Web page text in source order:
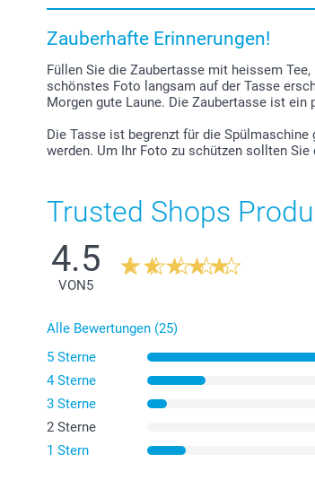
Zauberhafte Erinnerungen!
Füllen Sie die Zaubertasse mit heissem
schönstes Foto langsam auf der Tasse
Morgen gute Laune. Die Zaubertasse ist ein
Die Tasse ist begrenzt für die
werden. Um Ihr Foto zu schützen sollten
Trusted Shops
4.5
VON5
Alle Bewertungen (25)
5 Sterne
4 Sterne
3 Sterne
2 Sterne
1 Stern